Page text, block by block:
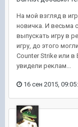
На мой взгляд в
новичка. И весьма
выпускать игру в
игру, до этого
Counter Strike или
увидели реклам...
16 сен 2015,